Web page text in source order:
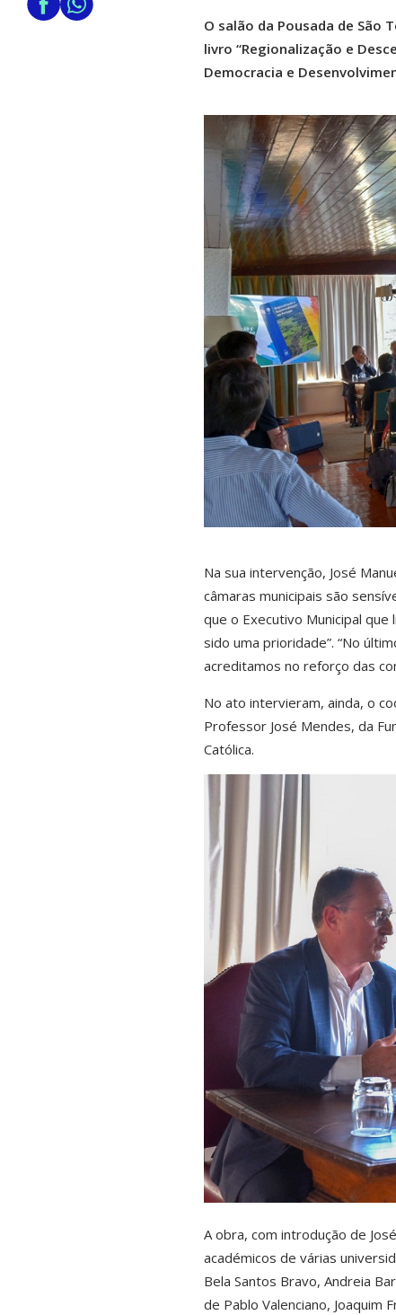
O salão da Pousada de São
livro “Regionalização e
Democracia e
Na sua intervenção, José
câmaras municipais são
que o Executivo Municipal
sido uma prioridade”. “No
acreditamos no reforço das
No ato intervieram, ainda, o
Professor José Mendes, da
Católica.
A obra, com introdução de
académicos de várias
Bela Santos Bravo, Andreia
de Pablo Valenciano, Joaquim